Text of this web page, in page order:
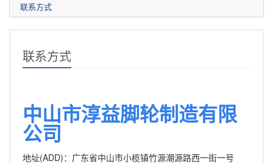
联系方式
联系方式
中山市淳益脚轮制造有限
公司
地址(ADD)：广东省中山市小榄镇竹源潮源路西一街一号